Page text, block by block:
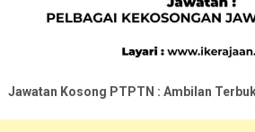
Jawatan Kosong PTPTN : Ambilan